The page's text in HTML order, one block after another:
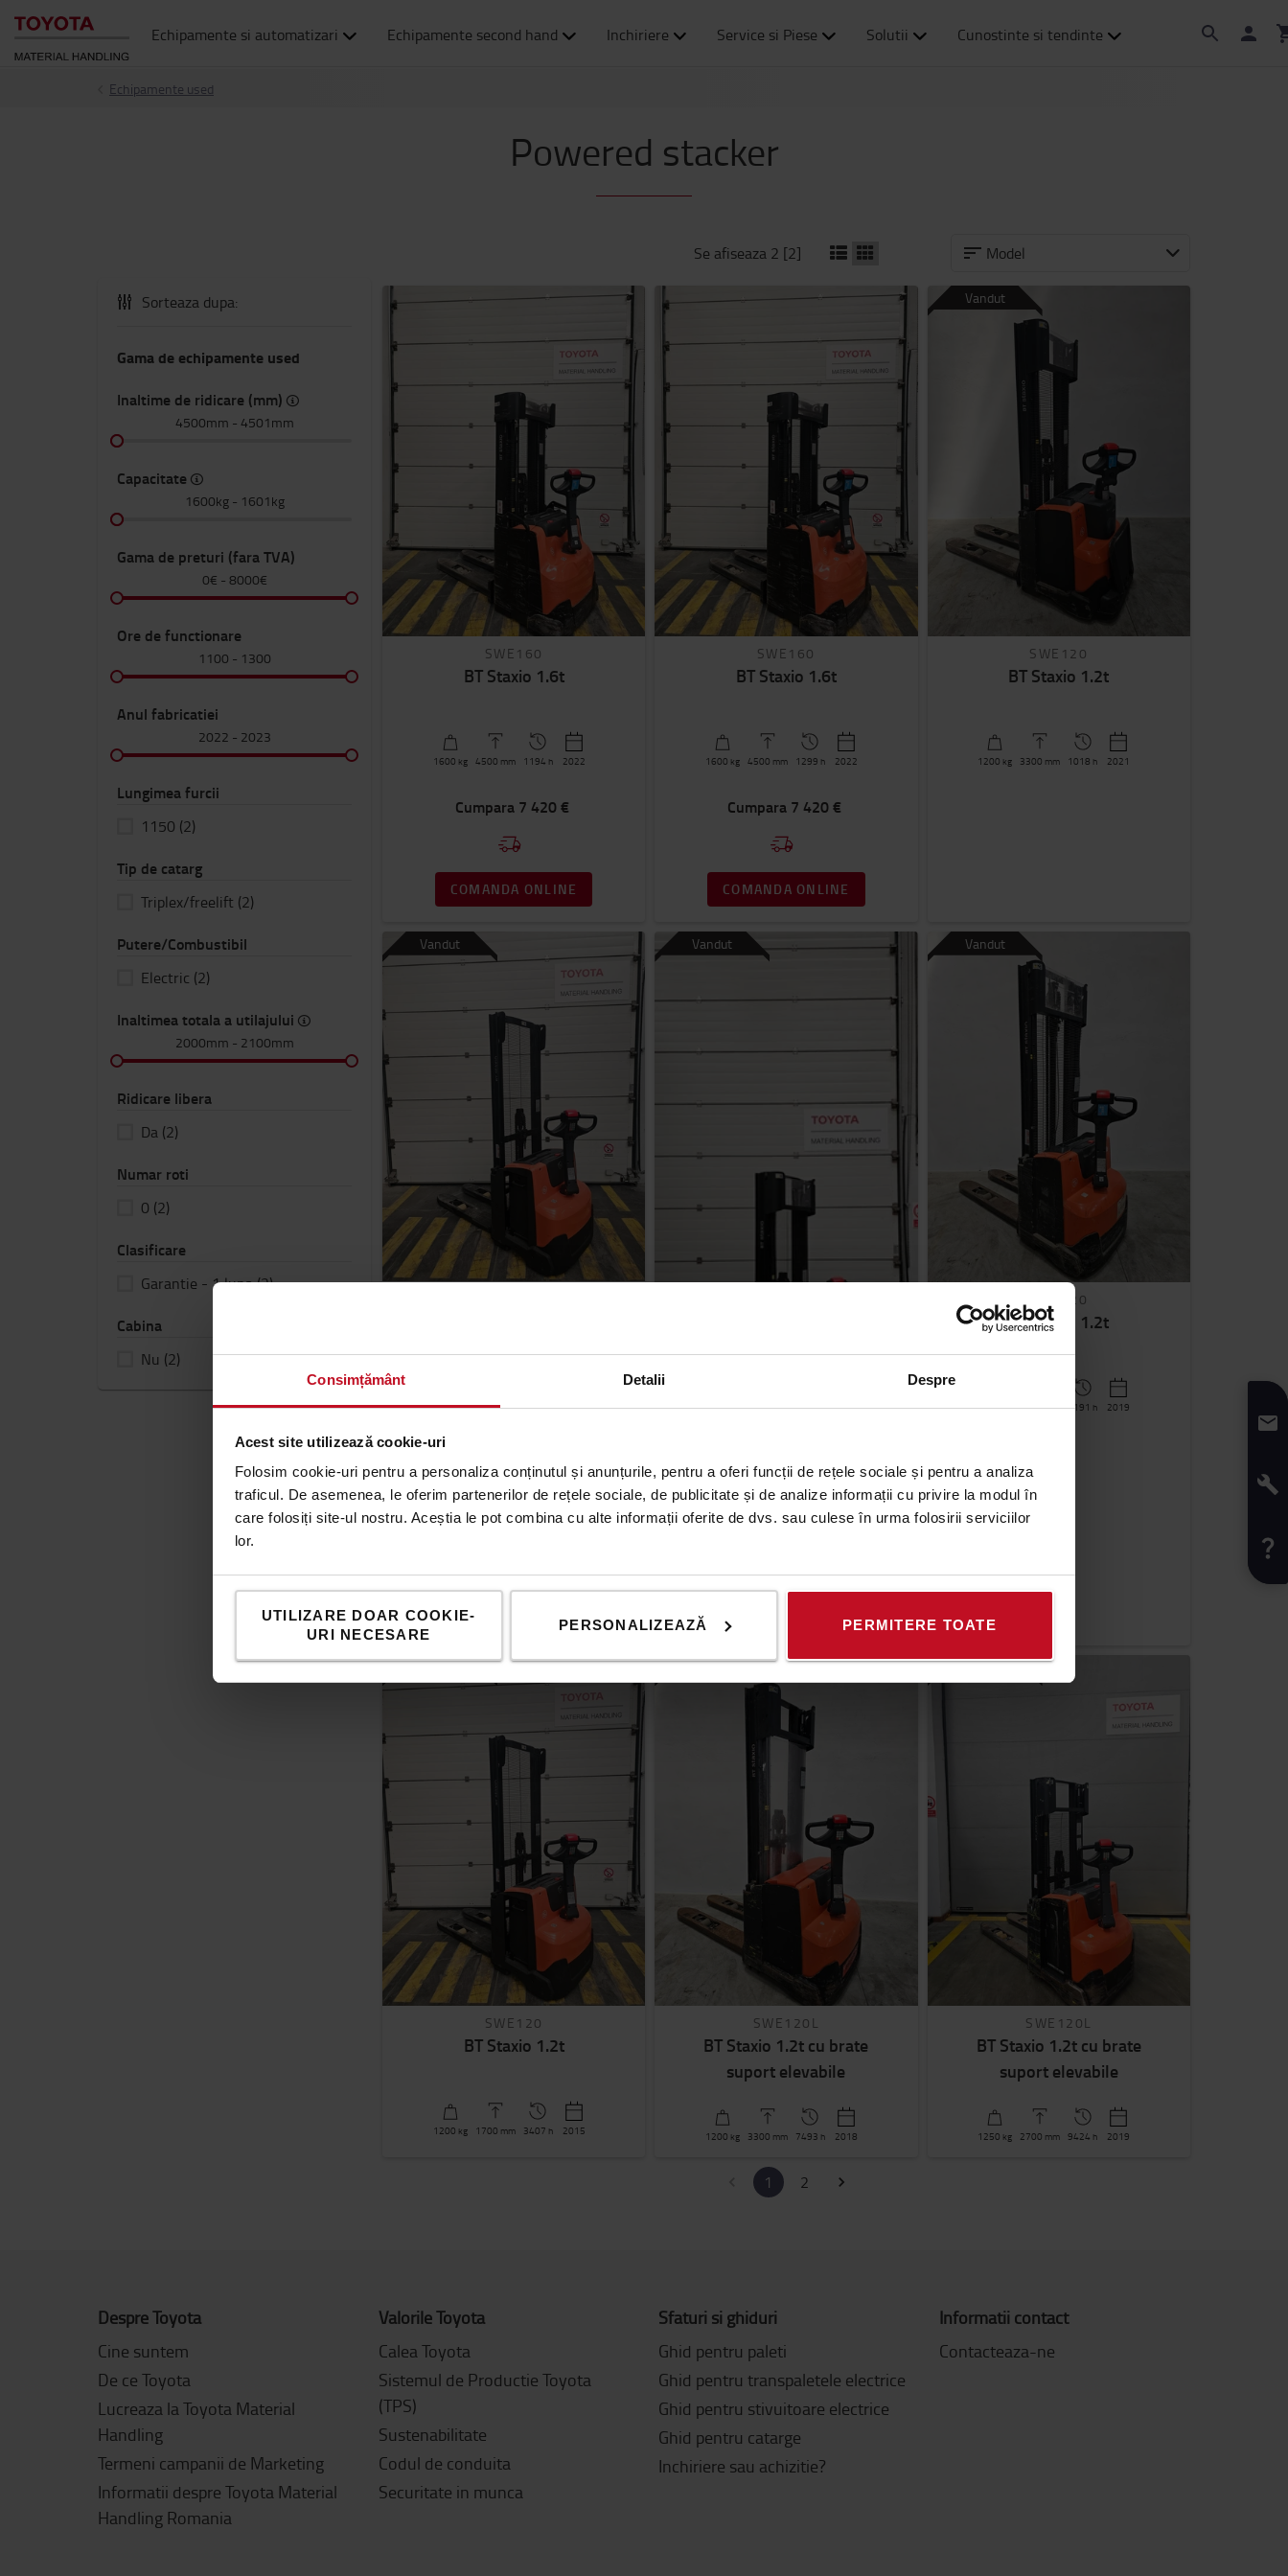
Consimțământ Detalii Despre
Acest site utilizează cookie-uri
Folosim cookie-uri pentru a personaliza conținutul și anunțurile, pentru a oferi funcții de rețele sociale și pentru a analiza
traficul. De asemenea, le oferim partenerilor de rețele sociale, de publicitate și de analize informații cu privire la modul în
care folosiți site-ul nostru. Aceștia le pot combina cu alte informații oferite de dvs. sau culese în urma folosirii serviciilor
lor.
UTILIZARE DOAR COOKIE-
URI NECESARE
PERSONALIZEAZĂ PERMITERE TOATE
Echipamente si automatizari Echipamente second hand Inchiriere Service si Piese Solutii Cunostinte si tendinte
Echipamente used
Powered stacker
Sorteaza dupa:
Gama de echipamente used
Inaltime de ridicare (mm)
4500mm - 4501mm
Capacitate
1600kg- 1601kg
Gama de preturi (fara TVA)
0€ - 8000€
Ore de functionare
1100 - 1300
Anul fabricatiei
2022 - 2023
Lungimea furcii
1150 (2)
Tip de catarg
Triplex/freelift (2)
Putere/Combustibil
Electric (2)
Inaltimea totala a utilajului
2000mm - 2100mm
Ridicare libera
Da (2)
Numar roti
0 (2)
Clasificare
Garantie - 1 luna(2)
Cabina
Nu (2)
Se afiseaza 2 [2] Model
SWE160
BT Staxio 1.6t
1600 kg 4500 mm 1194 h 2022
Cumpara 7 420 €
COMANDA ONLINE
SWE160
BT Staxio 1.6t
1600 kg 4500 mm 1299 h 2022
Cumpara 7 420 €
COMANDA ONLINE
Vandut
SWE120
BT Staxio 1.2t
1200 kg 3300 mm 1018 h 2021
Vandut
1200kg 4500mm 3676 h 2020
Vandut
SWE120
1200 2022
Vandut
SWE120
BT Staxio 1.2t
1200kg 3300mm 1191 h 2019
Vandut
SWE120
BT Staxio 1.2t
1200 kg 1700 mm 3407 h 2015
Vandut
SWE120L
BT Staxio 1.2t cu brate
suport elevabile
1200 kg 3300 mm 7493 h 2018
Vandut
SWE120L
BT Staxio 1.2t cu brate
suport elevabile
1250 kg 2700 mm 9424 h 2019
1 2
Despre Toyota
Cine suntem
De ce Toyota
Lucreaza la Toyota Material
Handling
Termeni campanii de Marketing
Informatii despre Toyota Material
Handling Romania
Valorile Toyota
Calea Toyota
Sistemul de Productie Toyota
(TPS)
Sustenabilitate
Codul de conduita
Securitate in munca
Sfaturi si ghiduri
Ghid pentru paleti
Ghid pentru transpaletele electrice
Ghid pentru stivuitoare electrice
Ghid pentru catarge
Inchiriere sau achizitie?
Informatii contact
Contacteaza-ne